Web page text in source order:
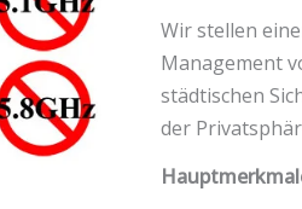
Wir stellen
Management
städtischen
der
Signal
Blocker
Menge